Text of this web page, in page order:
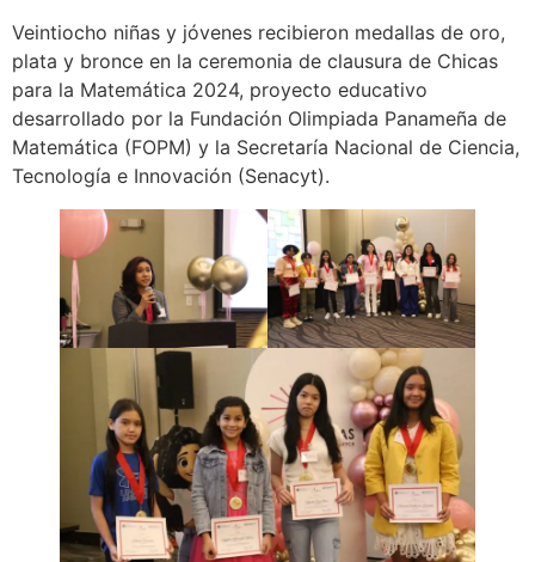
Veintiocho niñas y jóvenes recibieron medallas de oro,
plata y bronce en la ceremonia de clausura de Chicas
para la Matemática 2024, proyecto educativo
desarrollado por la Fundación Olimpiada Panameña de
Matemática (FOPM) y la Secretaría Nacional de Ciencia,
Tecnología e Innovación (Senacyt).